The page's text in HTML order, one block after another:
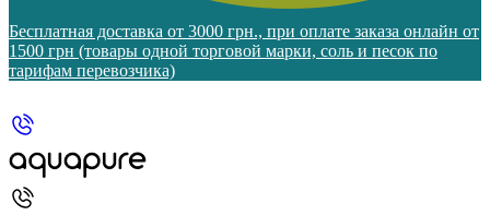
Бесплатная доставка от 3000 грн., при оплате заказа онлайн от
1500 грн (товары одной торговой марки, соль и песок по
тарифам перевозчика)